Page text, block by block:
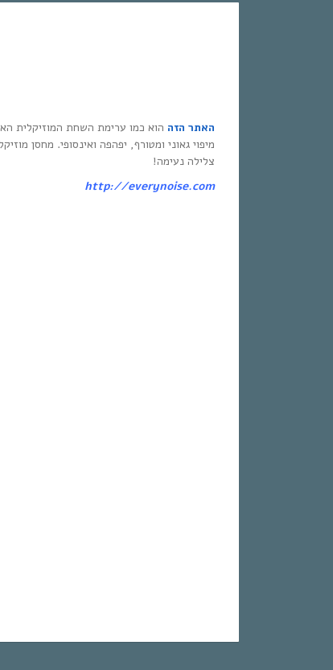
האתר הזה הוא כמו ערימת השחת המוזיקלית
מיפוי גאוני ומטורף, יפהפה ואינסופי. מחסן
צלילה נעימה!
http://everynoise.com